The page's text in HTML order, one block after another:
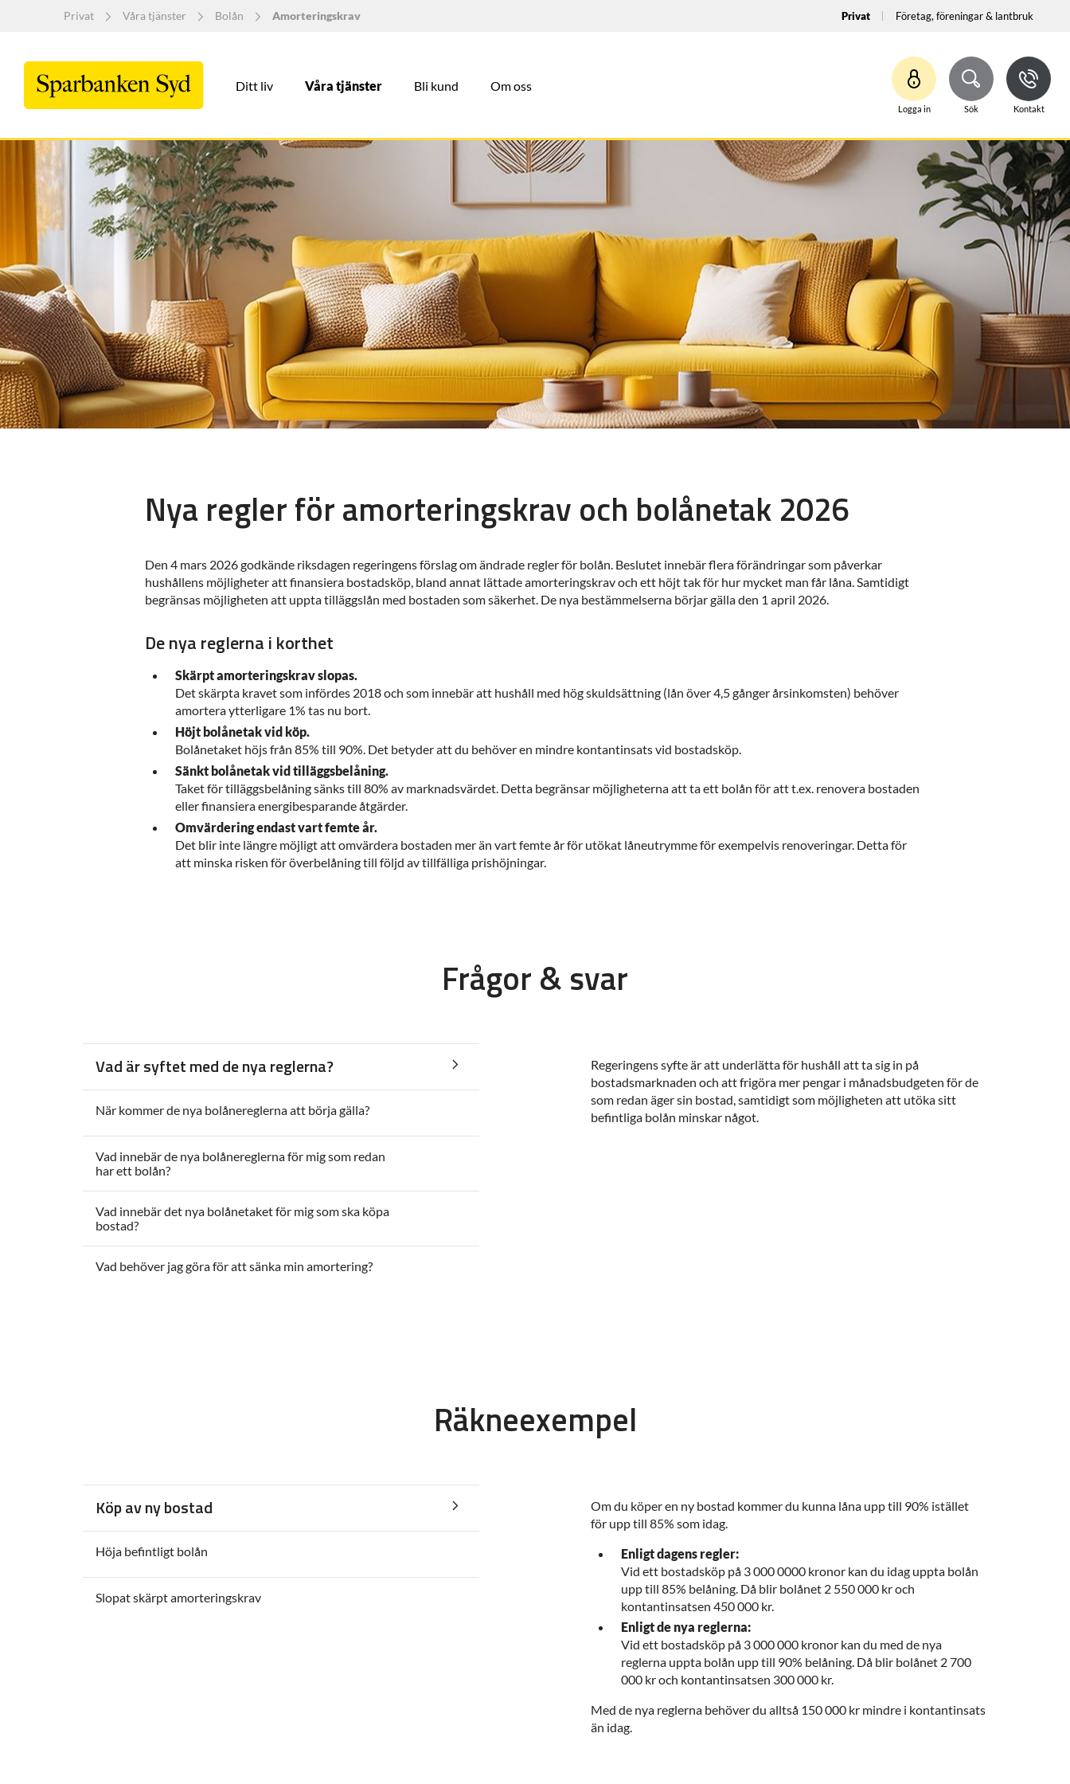
Privat Våra tjänster Bolån Amorteringskrav Privat Företag, föreningar & lantbruk
Ditt liv Våra tjänster Bli kund Om oss
Logga in Sök Kontakt
Nya regler för amorteringskrav och bolånetak 2026
Den 4 mars 2026 godkände riksdagen regeringens förslag om ändrade regler för bolån. Beslutet innebär flera förändringar som påverkar
hushållens möjligheter att finansiera bostadsköp, bland annat lättade amorteringskrav och ett höjt tak för hur mycket man får låna. Samtidigt
begränsas möjligheten att uppta tilläggslån med bostaden som säkerhet. De nya bestämmelserna börjar gälla den 1 april 2026.
De nya reglerna i korthet
Skärpt amorteringskrav slopas.
Det skärpta kravet som infördes 2018 och som innebär att hushåll med hög skuldsättning (lån över 4,5 gånger årsinkomsten) behöver
amortera ytterligare 1% tas nu bort.
Höjt bolånetak vid köp.
Bolånetaket höjs från 85% till 90%. Det betyder att du behöver en mindre kontantinsats vid bostadsköp.
Sänkt bolånetak vid tilläggsbelåning.
Taket för tilläggsbelåning sänks till 80% av marknadsvärdet. Detta begränsar möjligheterna att ta ett bolån för att t.ex. renovera bostaden
eller finansiera energibesparande åtgärder.
Omvärdering endast vart femte år.
Det blir inte längre möjligt att omvärdera bostaden mer än vart femte år för utökat låneutrymme för exempelvis renoveringar. Detta för
att minska risken för överbelåning till följd av tillfälliga prishöjningar.
Frågor & svar
Vad är syftet med de nya reglerna?
När kommer de nya bolånereglerna att börja gälla?
Vad innebär de nya bolånereglerna för mig som redan
har ett bolån?
Vad innebär det nya bolånetaket för mig som ska köpa
bostad?
Vad behöver jag göra för att sänka min amortering?
Regeringens syfte är att underlätta för hushåll att ta sig in på
bostadsmarknaden och att frigöra mer pengar i månadsbudgeten för de
som redan äger sin bostad, samtidigt som möjligheten att utöka sitt
befintliga bolån minskar något.
Räkneexempel
Köp av ny bostad
Höja befintligt bolån
Slopat skärpt amorteringskrav
Om du köper en ny bostad kommer du kunna låna upp till 90% istället
för upp till 85% som idag.
Enligt dagens regler:
Vid ett bostadsköp på 3 000 0000 kronor kan du idag uppta bolån
upp till 85% belåning. Då blir bolånet 2 550 000 kr och
kontantinsatsen 450 000 kr.
Enligt de nya reglerna:
Vid ett bostadsköp på 3 000 000 kronor kan du med de nya
reglerna uppta bolån upp till 90% belåning. Då blir bolånet 2 700
000 kr och kontantinsatsen 300 000 kr.
Med de nya reglerna behöver du alltså 150 000 kr mindre i kontantinsats
än idag.